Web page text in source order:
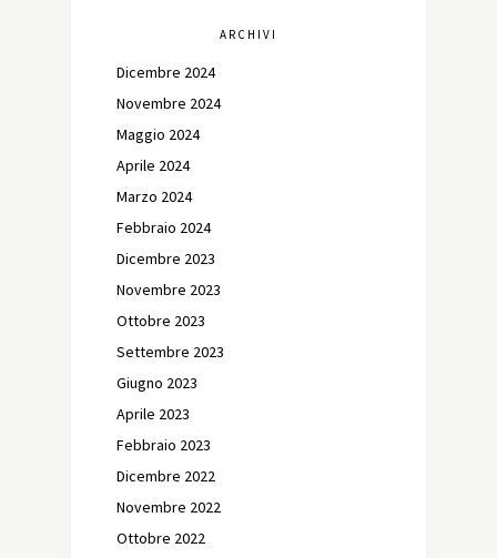
ARCHIVI
Dicembre 2024
Novembre 2024
Maggio 2024
Aprile 2024
Marzo 2024
Febbraio 2024
Dicembre 2023
Novembre 2023
Ottobre 2023
Settembre 2023
Giugno 2023
Aprile 2023
Febbraio 2023
Dicembre 2022
Novembre 2022
Ottobre 2022